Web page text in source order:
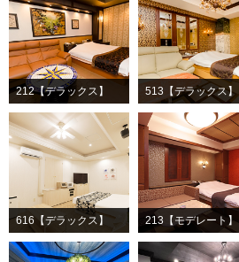
212【デラックス】 513【デラックス】
616【デラックス】 213【モデレート】